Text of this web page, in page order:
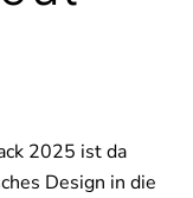
2025 ist da
Design in die